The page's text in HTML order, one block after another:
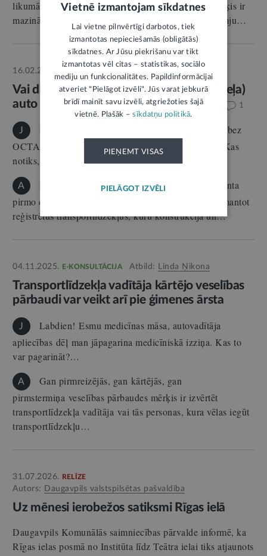
likumā nosaka vinješu jeb likmju izmaiņas, kuru mērķis ir
mazināt negatīvo ietekmi uz vidi un autoceļiem. Likmju…
16.02.2026.
Vai drīkst novietot stāvēšanai uz ielas (ceļa)
auto bez OCTA un tehniskās apskates
1
J
Labdien! Vai uz ceļa/ielas drīkst novietot auto bez
OCTA vai tehniskās apskates? Vai par to var sodīt? Kas
notiks, ja auto,…
A
Saskaņā ar Ceļu satiksmes likuma (CSL) 9. panta
pirmo daļu Latvijas teritorijā ceļu satiksmē atļauts izmantot
reģistrētus transportlīdzekļus, kuru konstrukcija un…
04.11.2025. E-KONSULTĀCIJA Atbild: Linda Ņikona
Transportlīdzekļa vadītāja kārtējo veselības
pārbaudi var veikt arī pie ģimenes ārsta
J
Labdien! Esmu medicīnas māsa, autovadītāja
apliecības dēļ man jāpagarina medicīniskā izziņa. Kas to
var pagarināt?…
A
Gan pirmreizējās, gan kārtējās, gan
pirmstermiņa veselības pārbaudes mērķis ir izvērtēt
transportlīdzekļa vadītāja vai tās personas, kura vēlas iegūt
transportlīdzekļu…
31.07.2026. RELĪZE
Autors: Daugavpils valstspilsētas pašvaldība
Uz mēnesi ierobežos satiksmi Rīgas ielā
Daugavpils Komunālās saimniecības pārvalde informē, ka
Rīgas ielas posmā no Institūta līdz Teātra ielai tiks atjaunots
Vietnē izmantojam sīkdatnes
Lai vietne pilnvērtīgi darbotos, tiek
izmantotas nepieciešamās (obligātās)
sīkdatnes. Ar Jūsu piekrišanu var tikt
izmantotas vēl citas – statistikas, sociālo
mediju un funkcionalitātes. Papildinformācijai
atveriet "Pielāgot izvēli". Jūs varat jebkurā
brīdī mainīt savu izvēli, atgriežoties šajā
vietnē. Plašāk –sīkdatņu politikā.
PIEŅEMT VISAS
PIELĀGOT IZVĒLI